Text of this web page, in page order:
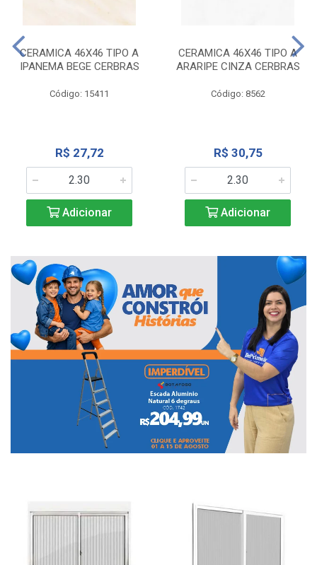
CERAMICA 46X46 TIPO A
IPANEMA BEGE CERBRAS
Código: 15411
R$ 27,72
Adicionar
CERAMICA 46X46 TIPO A
ARARIPE CINZA CERBRAS
Código: 8562
R$ 30,75
Adicionar